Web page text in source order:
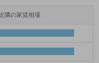
隣の家賃相場